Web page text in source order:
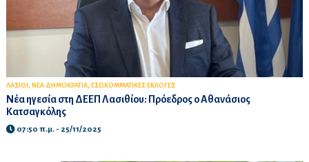
ΛΑΣΙΘΙ , ΝΕΑ ΔΗΜΟΚΡΑΤΙΑ, ΕΣΩΚΟΜΜΑΤΙΚΕΣ ΕΚΛΟΓΕΣ
Νέα ηγεσία στη ΔΕΕΠ Λασιθίου: Πρόεδρος ο Αθανάσιος
Κατσαγκόλης
07:50 π.μ. - 25/11/2025